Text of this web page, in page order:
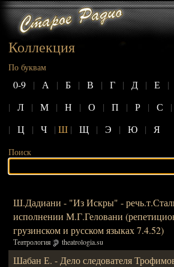
Коллекция
По буквам
0-9 | А | Б | В | Г | Д | Е |
|
Л | М | Н | О | П | Р | С |
|
Ц | Ч | Ш | Щ | Э | Ю | Я
Поиск
Ш.Дадиани - "Из Искры" -
исполнении М.Г.Геловани
грузинском и русском языках 7.4.52)
Театрология theatrologia.su
Шабан Е. - Дело следователя